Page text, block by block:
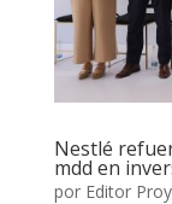
Nestlé
mdd en
por Editor